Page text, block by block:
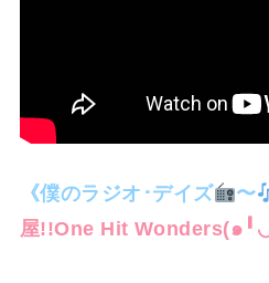
《僕のラジオ･デイズ 〜
屋!!One Hit Wonders⁠(⁠๑⁠